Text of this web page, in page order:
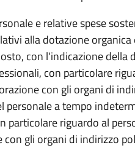
e relative spese
alla dotazione
con l'indicazione della
con particolare
con gli organi di
personale a tempo
particolare riguardo al
gli organi di indirizzo